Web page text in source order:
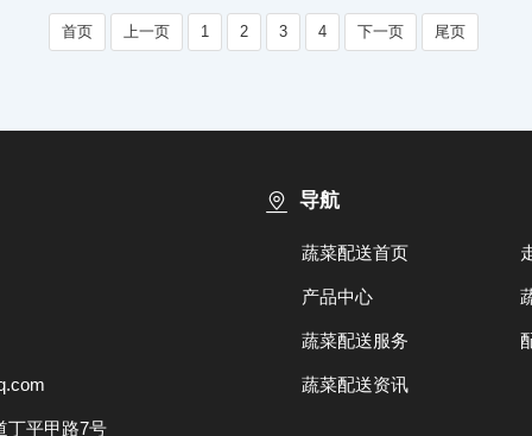
首页 上一页 1 2 3 4 下一页 尾页
丁平甲路7号
导航
蔬菜配送首页
产品中心
蔬菜配送服务
蔬菜配送资讯